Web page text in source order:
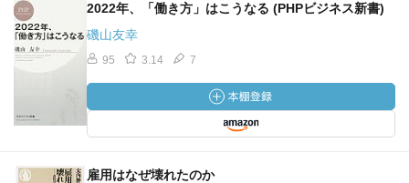
2022年、「働き方」はこうなる (PHPビジネス新書)
磯山友幸
95 3.14 7
雇用はなぜ壊れたのか